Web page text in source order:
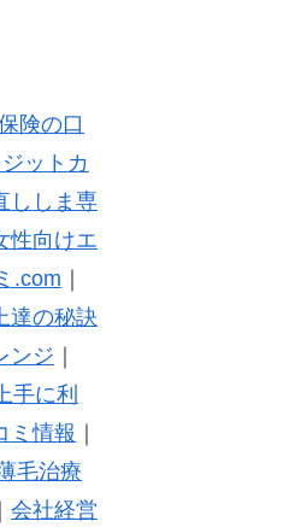
険の口
ットカ
ししま専
性向けエ
.com
達の秘訣
ンジ
手に利
ミ情報
毛治療
会社経営